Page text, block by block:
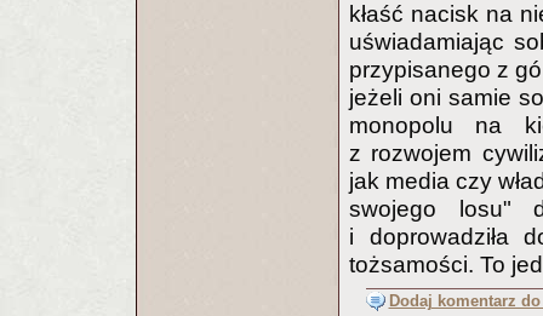
kłaść nacisk na
uświadamiając
przypisanego z
jeżeli oni samie
monopolu na
z rozwojem
jak media czy
swojego losu"
i doprowadziła
tożsamości. To
Dodaj komentarz